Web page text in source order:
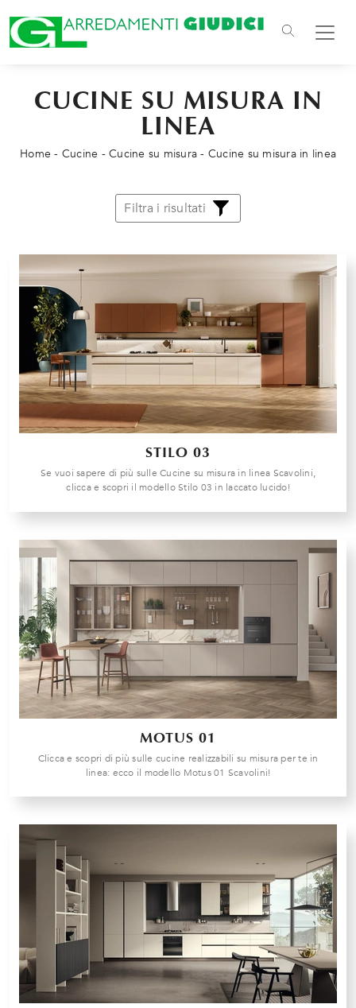
CUCINE SU MISURA IN
LINEA
Home - Cucine - Cucine su misura - Cucine su misura in linea
Filtra i risultati
STILO 03
Se vuoi sapere di più sulle Cucine su misura in linea Scavolini,
clicca e scopri il modello Stilo 03 in laccato lucido!
MOTUS 01
Clicca e scopri di più sulle cucine realizzabili su misura per te in
linea: ecco il modello Motus 01 Scavolini!